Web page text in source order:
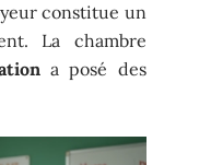
constitue un
La chambre
a posé des